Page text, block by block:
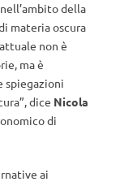
della
materia oscura
non è
ma è
spiegazioni
dice Nicola
di
ai